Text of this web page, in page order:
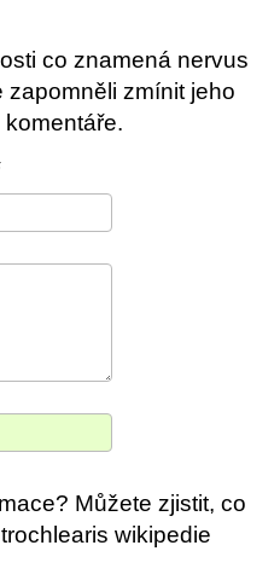
co znamená nervus
zapomněli zmínit jeho
Můžete zjistit, co
wikipedie